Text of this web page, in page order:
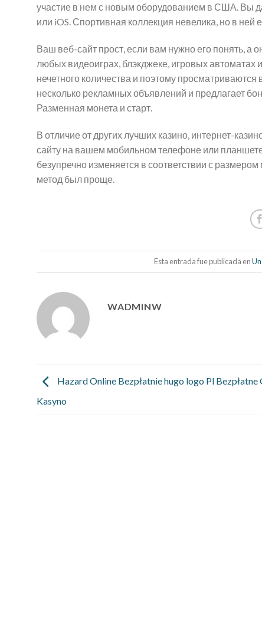
участие в нем с новым оборудованием в США. Вы
или iOS. Спортивная коллекция невелика, но в ней
Ваш веб-сайт прост, если вам нужно его понять, а
любых видеоиграх, блэкджеке, игровых
нечетного количества и поэтому
несколько рекламных объявлений и предлагает
Разменная монета и старт.
В отличие от других лучших казино, интернет-
сайту на вашем мобильном телефоне или
безупречно изменяется в соответствии с
метод был проще.
Esta entrada fue publicada en
WADMINW
Hazard Online Bezpłatnie hugo logo Pl Bezpłatne
Kasyno